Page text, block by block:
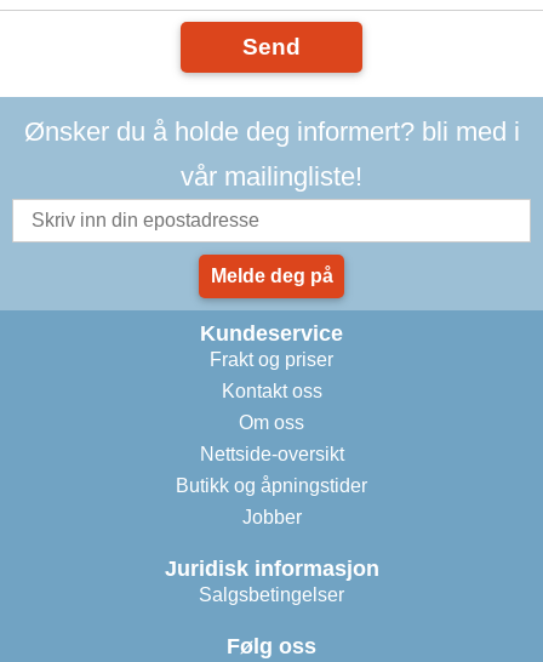
Send
Ønsker du å holde deg informert? bli med i
vår mailingliste!
Melde deg på
Kundeservice
Frakt og priser
Kontakt oss
Om oss
Nettside-oversikt
Butikk og åpningstider
Jobber
Juridisk informasjon
Salgsbetingelser
Følg oss